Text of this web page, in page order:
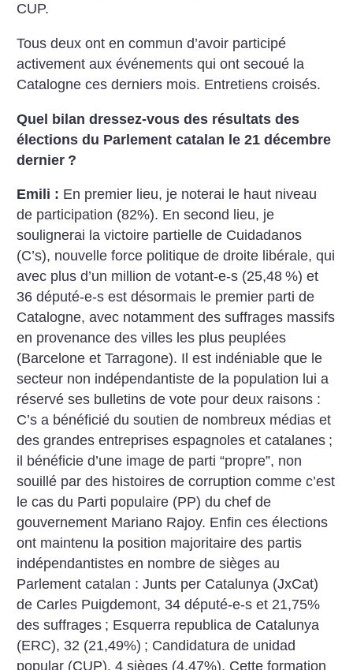
CUP.
Tous deux ont en commun d’avoir participé
activement aux événements qui ont secoué la
Catalogne ces derniers mois. Entretiens croisés.
Quel bilan dressez-vous des résultats des
élections du Parlement catalan le 21 décembre
dernier ?
Emili : En premier lieu, je noterai le haut niveau
de participation (82%). En second lieu, je
soulignerai la victoire partielle de Cuidadanos
(C’s), nouvelle force politique de droite libérale, qui
avec plus d’un million de votant-e-s (25,48 %) et
36 député-e-s est désormais le premier parti de
Catalogne, avec notamment des suffrages massifs
en provenance des villes les plus peuplées
(Barcelone et Tarragone). Il est indéniable que le
secteur non indépendantiste de la population lui a
réservé ses bulletins de vote pour deux raisons :
C’s a bénéficié du soutien de nombreux médias et
des grandes entreprises espagnoles et catalanes ;
il bénéficie d’une image de parti “propre”, non
souillé par des histoires de corruption comme c’est
le cas du Parti populaire (PP) du chef de
gouvernement Mariano Rajoy. Enfin ces élections
ont maintenu la position majoritaire des partis
indépendantistes en nombre de sièges au
Parlement catalan : Junts per Catalunya (JxCat)
de Carles Puigdemont, 34 député-e-s et 21,75%
des suffrages ; Esquerra republica de Catalunya
(ERC), 32 (21,49%) ; Candidatura de unidad
popular (CUP), 4 sièges (4,47%). Cette formation